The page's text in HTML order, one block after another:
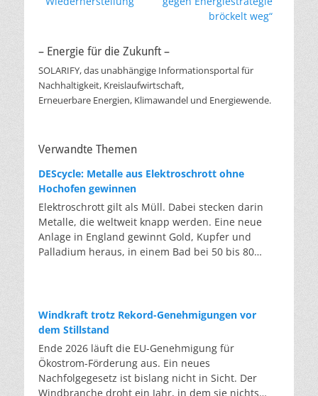
bröckelt weg“
– Energie für die Zukunft –
SOLARIFY, das unabhängige Informationsportal für
Nachhaltigkeit, Kreislaufwirtschaft,
Erneuerbare Energien, Klimawandel und Energiewende.
Verwandte Themen
DEScycle: Metalle aus Elektroschrott ohne
Hochofen gewinnen
Elektroschrott gilt als Müll. Dabei stecken darin
Metalle, die weltweit knapp werden. Eine neue
Anlage in England gewinnt Gold, Kupfer und
Palladium heraus, in einem Bad bei 50 bis 80
tausend Grad ein. Energieintensiv und nur im
industriellen Großmaßstab möglich. Das Londoner
Start-up DEScycle hat im englischen Teesside eine
Demonstrationsanlage eröffnet, die ohne diese
Hitze auskommt: Ein chemisches Bad löst die
Metalle bei 50 bis 80 Grad heraus, statt sie
Windkraft trotz Rekord-Genehmigungen vor
dem Stillstand
Ende 2026 läuft die EU-Genehmigung für
Ökostrom-Förderung aus. Ein neues
Nachfolgegesetz ist bislang nicht in Sicht. Der
Windbranche droht ein Jahr, in dem sie nichts